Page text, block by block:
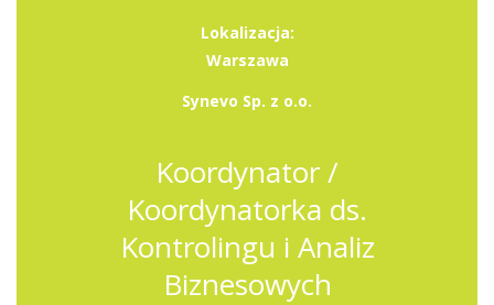
Lokalizacja:
Warszawa
Synevo Sp. z o.o.
Koordynator /
Koordynatorka ds.
Kontrolingu i Analiz
Biznesowych